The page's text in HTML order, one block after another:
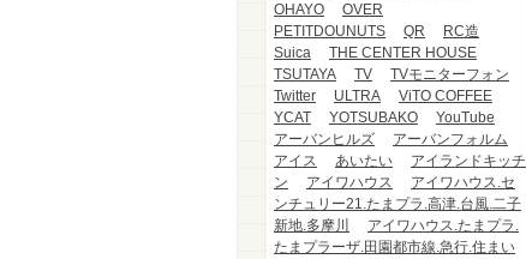
OHAYO
OVER
PETITDOUNUTS
QR
RC造
Suica
THE CENTER HOUSE
TSUTAYA
TV
TVモニターフォン
Twitter
ULTRA
ViTO COFFEE
YCAT
YOTSUBAKO
YouTube
アーバンヒルズ
アーバンフォルム
アイス
あいたい
アイランドキッチ
ン
アイワハウス
アイワハウス.セ
ンチュリー21.たまプラ.高津.台風.二子
新地.多摩川
アイワハウス.たまプラ.
たまプラーザ.田園都市線.急行.住まい